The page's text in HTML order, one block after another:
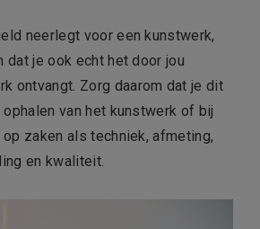
neerlegt voor een kunstwerk,
dat je ook echt het door jou
ontvangt. Zorg daarom dat je dit
van het kunstwerk of bij
zaken als techniek, afmeting,
en kwaliteit.